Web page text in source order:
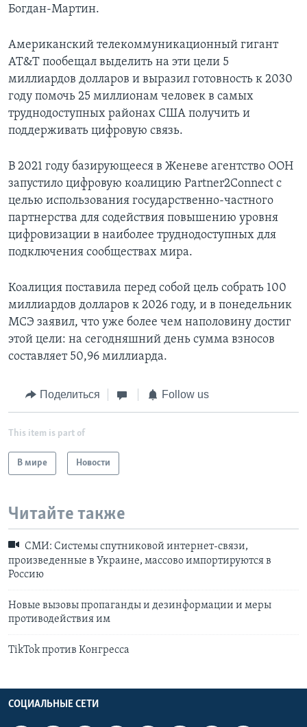
Богдан-Мартин.
Американский телекоммуникационный гигант
AT&T пообещал выделить на эти цели 5
миллиардов долларов и выразил готовность к 2030
году помочь 25 миллионам человек в самых
труднодоступных районах США получить и
поддерживать цифровую связь.
В 2021 году базирующееся в Женеве агентство ООН
запустило цифровую коалицию Partner2Connect с
целью использования государственно-частного
партнерства для содействия повышению уровня
цифровизации в наиболее труднодоступных для
подключения сообществах мира.
Коалиция поставила перед собой цель собрать 100
миллиардов долларов к 2026 году, и в понедельник
МСЭ заявил, что уже более чем наполовину достиг
этой цели: на сегодняшний день сумма взносов
составляет 50,96 миллиарда.
Поделиться Follow us
This item is part of
В мире Новости
Читайте также
СМИ: Системы спутниковой интернет-связи,
произведенные в Украине, массово импортируются в
Россию
Новые вызовы пропаганды и дезинформации и меры
противодействия им
TikTok против Конгресса
СОЦИАЛЬНЫЕ СЕТИ